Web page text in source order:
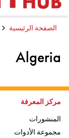
الصفحة الرئيسية
Algeria
اذهب إلى:
مركز المعرفة
المنشورات
مجموعة الأدوات